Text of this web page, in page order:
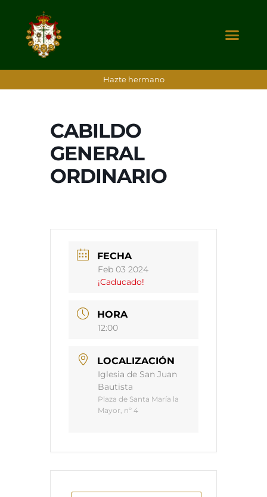
Hazte hermano
CABILDO
GENERAL
ORDINARIO
FECHA
Feb 03 2024
¡Caducado!
HORA
12:00
LOCALIZACIÓN
Iglesia de San Juan
Bautista
Plaza de Santa María la
Mayor, nº 4